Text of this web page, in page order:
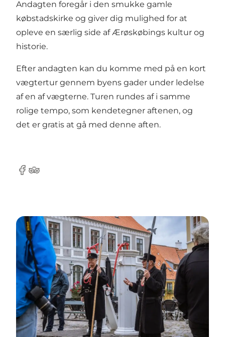
Andagten foregår i den smukke gamle
købstadskirke og giver dig mulighed for at
opleve en særlig side af Ærøskøbings kultur og
historie.
Efter andagten kan du komme med på en kort
vægtertur gennem byens gader under ledelse
af en af vægterne. Turen rundes af i samme
rolige tempo, som kendetegner aftenen, og
det er gratis at gå med denne aften.
Facebook
Tripadvisor